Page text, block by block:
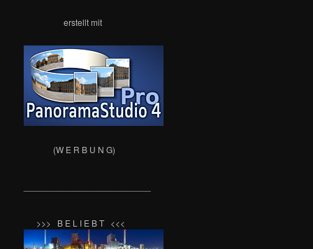
erstellt mit
(W E R B U N G)
>>> B E L I E B T <<<